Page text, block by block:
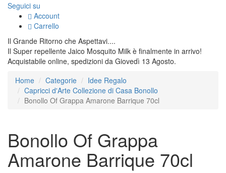
Seguici su
Account
Carrello
Il Grande Ritorno che Aspettavi....
Il Super repellente Jaico Mosquito Milk è finalmente in arrivo!
Acquistabile online, spedizioni da Giovedì 13 Agosto.
Home
Categorie
Idee Regalo
Capricci d'Arte Collezione di Casa Bonollo
Bonollo Of Grappa Amarone Barrique 70cl
Bonollo Of Grappa
Amarone Barrique 70cl